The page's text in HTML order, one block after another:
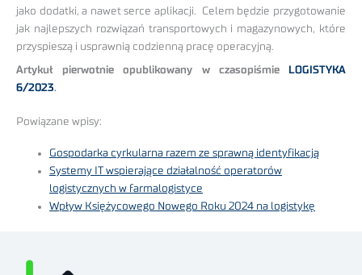
jako dodatki, a nawet serce aplikacji. Celem będzie przygotowanie
jak najlepszych rozwiązań transportowych i magazynowych, które
przyspieszą i usprawnią codzienną pracę operacyjną.
Artykuł pierwotnie opublikowany w czasopiśmie LOGISTYKA
6/2023.
Powiązane wpisy:
Gospodarka cyrkularna razem ze sprawną identyfikacją
Systemy IT wspierające działalność operatorów
logistycznych w farmalogistyce
Wpływ Księżycowego Nowego Roku 2024 na logistykę